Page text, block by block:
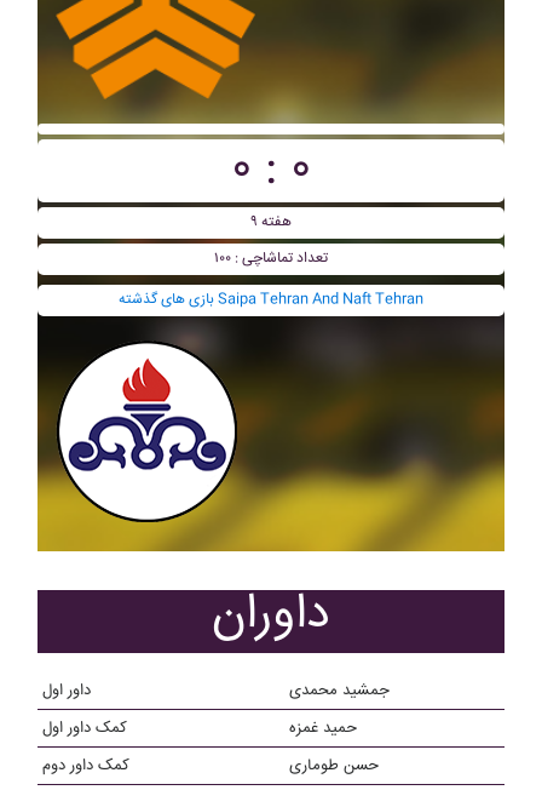
۰ : ۰
هفته ۹
تعداد تماشاچی : ۱۰۰
بازی های گذشته Saipa Tehran And Naft Tehran
داوران
داور اول
جمشید محمدی
کمک داور اول
حميد غمزه
کمک داور دوم
حسن طوماری